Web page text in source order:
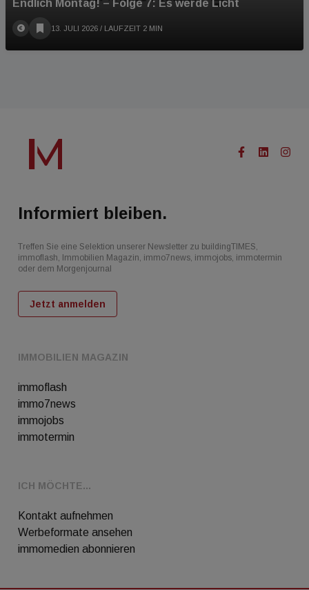
Endlich Montag! – Folge 7: Es werde Licht
13. JULI 2026 / LAUFZEIT 2 MIN
IMMOBILIEN MAGAZIN
immoflash
immo7news
immojobs
immotermin
ICH MÖCHTE...
Kontakt aufnehmen
Werbeformate ansehen
immomedien abonnieren
Informiert bleiben.
Treffen Sie eine Selektion unserer Newsletter zu buildingTIMES,
immoflash, Immobilien Magazin, immo7news, immojobs, immotermin
oder dem Morgenjournal
Jetzt anmelden